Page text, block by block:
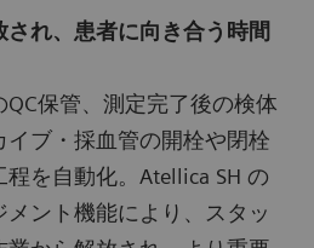
れ、患者に向き合う時間
保管、測定完了後の検体
イブ・採血管の開栓や閉栓
を自動化。Atellica SH の
メント機能により、スタッ